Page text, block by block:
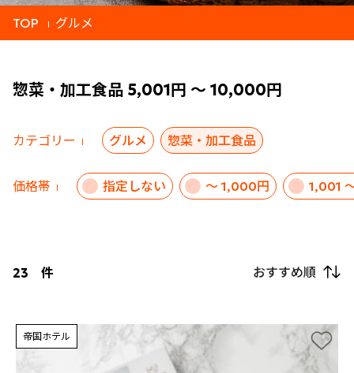
TOP グルメ
惣菜・加工食品 5,001円 ～ 10,000円
カテゴリー グルメ 惣菜・加工食品
価格帯 指定しない ～ 1,000円 1,001
23 件 おすすめ順
帝国ホテル